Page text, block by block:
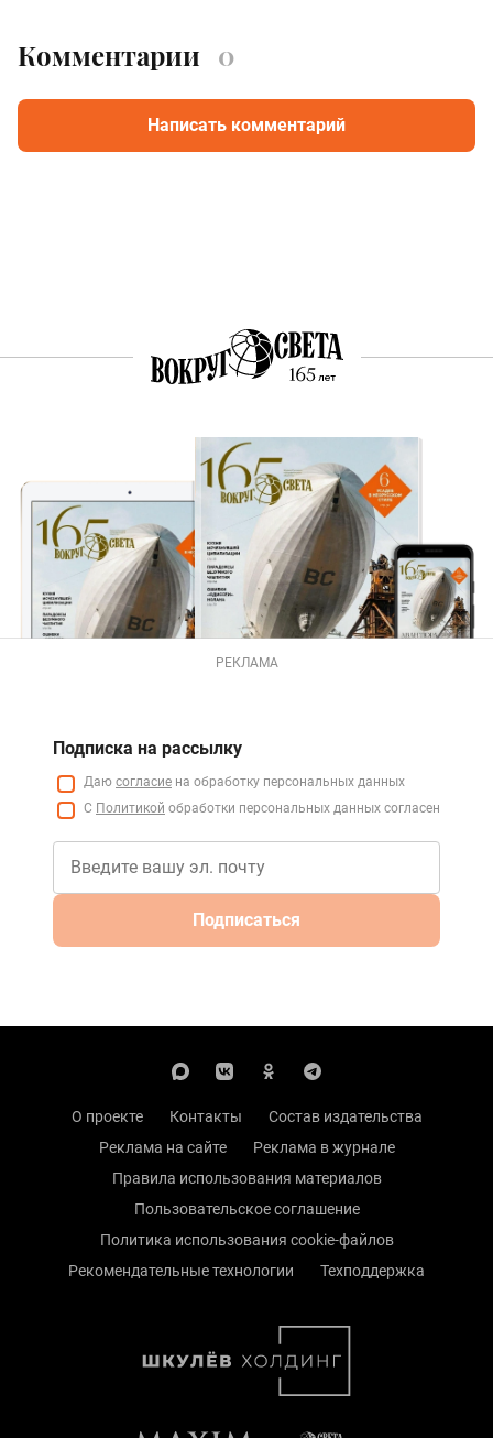
Комментарии 0
Написать комментарий
РЕКЛАМА
Подписка на рассылку
Даю согласие на обработку персональных данных
С Политикой обработки персональных данных согласен
Подписаться
О проекте Контакты
Состав издательства
Реклама на сайте
Реклама в журнале
Правила использования материалов
Пользовательское соглашение
Политика использования cookie-файлов
Рекомендательные технологии
Техподдержка